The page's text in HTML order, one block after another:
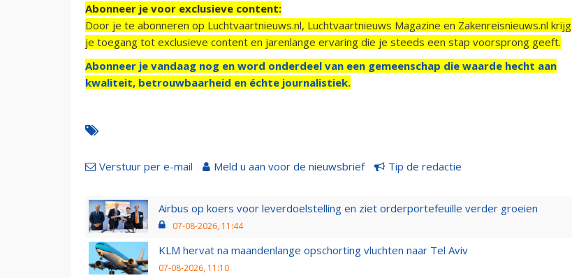
Abonneer je voor exclusieve content:
Door je te abonneren op Luchtvaartnieuws.nl, Luchtvaartnieuws Magazine en Zakenreisnieuws.nl krijg
je toegang tot exclusieve content en jarenlange ervaring die je steeds een stap voorsprong geeft.
Abonneer je vandaag nog en word onderdeel van een gemeenschap die waarde hecht aan
kwaliteit, betrouwbaarheid en échte journalistiek.
Verstuur per e-mail Meld u aan voor de nieuwsbrief Tip de redactie
Airbus op koers voor leverdoelstelling en ziet orderportefeuille verder groeien
07-08-2026, 11:44
KLM hervat na maandenlange opschorting vluchten naar Tel Aviv
07-08-2026, 11:10